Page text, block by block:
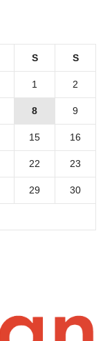
S S
1 2
8 9
15 16
22 23
29 30